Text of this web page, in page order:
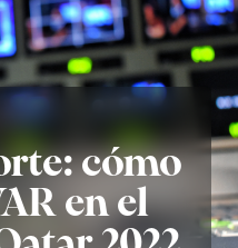
cómo
en el